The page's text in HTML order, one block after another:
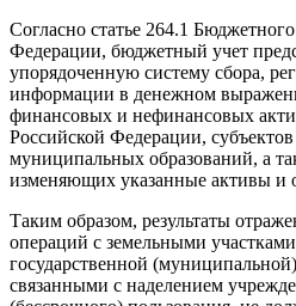
Согласно статье 264.1
Федерации, бюджетный учет
упорядоченную систему сбора,
информации в денежном
финансовых и нефинансовых
Российской Федерации,
муниципальных образований, а
изменяющих указанные активы и
Таким образом, результаты
операций с земельными
государственной
связанными с наделением